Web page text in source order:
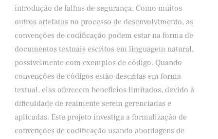
introdução de falhas de segurança. Como muitos
outros artefatos no processo de desenvolvimento, as
convenções de codificação podem estar na forma de
documentos textuais escritos em linguagem natural,
possivelmente com exemplos de código. Quando
convenções de códigos estão descritas em forma
textual, elas oferecem benefícios limitados, devido à
dificuldade de realmente serem gerenciadas e
aplicadas. Este projeto investiga a formalização de
convenções de codificação usando abordagens de